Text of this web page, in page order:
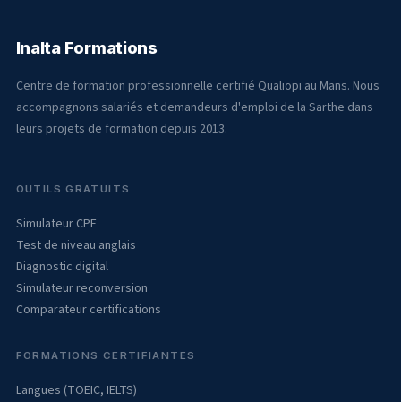
Inalta Formations
Centre de formation professionnelle certifié Qualiopi au Mans. Nous
accompagnons salariés et demandeurs d'emploi de la Sarthe dans
leurs projets de formation depuis 2013.
OUTILS GRATUITS
Simulateur CPF
Test de niveau anglais
Diagnostic digital
Simulateur reconversion
Comparateur certifications
FORMATIONS CERTIFIANTES
Langues (TOEIC, IELTS)